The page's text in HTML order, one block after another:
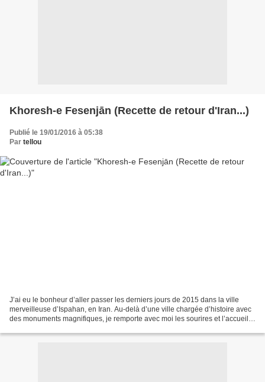
Khoresh-e Fesenjān (Recette de retour d'Iran...)
Publié le 19/01/2016 à 05:38
Par tellou
J’ai eu le bonheur d’aller passer les derniers jours de 2015 dans la ville
merveilleuse d’Ispahan, en Iran. Au-delà d’une ville chargée d’histoire avec
des monuments magnifiques, je remporte avec moi les sourires et l’accueil